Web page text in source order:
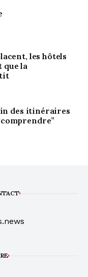
les hôtels
que la
des itinéraires